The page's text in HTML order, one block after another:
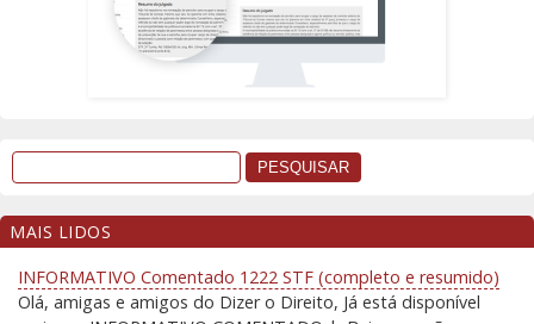
MAIS LIDOS
INFORMATIVO Comentado 1222 STF (completo e resumido)
Olá, amigas e amigos do Dizer o Direito, Já está disponível